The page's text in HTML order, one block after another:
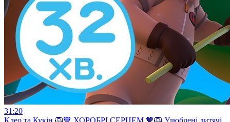
31:20
Клео та Кукiн 🦁🧡 ХОРОБРI СЕРЦЕМ 🧡🦁 Улюблені дитячі